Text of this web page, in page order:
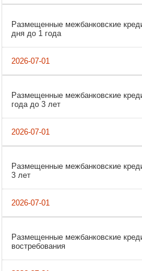
Размещенные межбанковские
дня до 1 года
Размещенные межбанковские
года до 3 лет
Размещенные межбанковские
3 лет
Размещенные межбанковские
востребования